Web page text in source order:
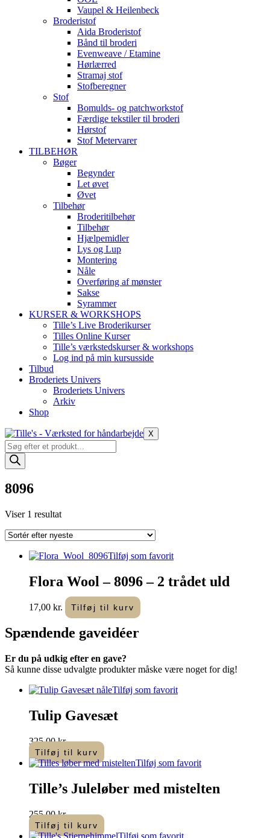
Vaupel & Heilenbeck
Broderistof
Aida Broderistof
Bånd til broderi
Evenweave / Etamine
Hørlærred
Stramaj stof
Stofberegner
Stof
Bomulds- og patchworkstof
Færdige tekstiler til broderi
Hørstof
Stof Metervarer
TILBEHØR
Bøger
Begynder
Let øvet
Øvet
Tilbehør
Broderitilbehør
Tilbehør
Hjælpemidler
Lys og Lup
Montering
Nåle
Overføring af mønster
Sakse
Syrammer
KURSER & WORKSHOPS
Tille’s Live Broderikurser
Tilles Online Kurser
Tille’s værkstedskurser & workshops
Log ind på min kursusside
Tilbud
Broderiets Univers
Broderiets Univers
Arkiv
Shop
X
Products
search
8096
Viser 1 resultat
Tilføj som favorit
Flora Wool – 8096 – 2 trådet uld
17,00 kr. Tilføj til kurv
Spændende gaveidéer
Er du på udkig efter en gave?
Så kunne disse udvalgte produkter måske være noget for dig!
Tilføj som favorit
Tulip Gavesæt
325,00kr.
Tilføj til kurv
Tilføj som favorit
Tille’s Juleløber med mistelten
255,00kr.
Tilføj til kurv
Tilføj som favorit